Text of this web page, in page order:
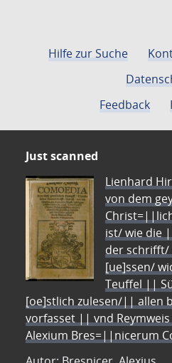
Hilfe zur Suche
Feedback
Just scanned
Lienhard
von dem
ist/ wie die
der
[ue]ssen/
Teuffel ||
[oe]stlich zulesen/|| allen
vorfasset || vnd
Alexium Bres=||nicerum